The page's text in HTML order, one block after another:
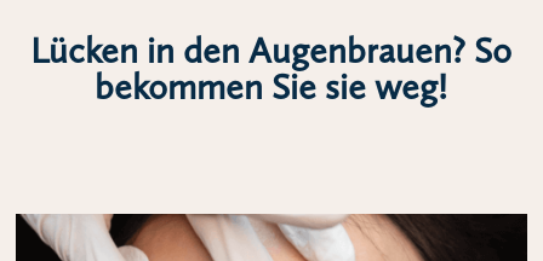
Lücken in den Augenbrauen? So
bekommen Sie sie weg!